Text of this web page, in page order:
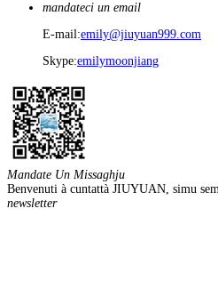
mandateci un email
E-mail:emily@jiuyuan999.com
Skype:emilymoonjiang
Mandate Un Missaghju
Benvenuti à cuntattà JIUYUAN, simu
newsletter